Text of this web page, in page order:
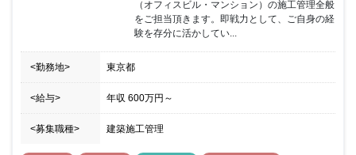
た在宅勤務推進 〇フレックスタイム似勤務制度の導入 〇勤怠状況
の中央フォロー 〇工事原価の中央管理 〇安全関係書類の中央管理
〇施工図・承認図の本社実務 〇施工管理ITツールの活用
（オフィスビル・マンション）の施工管理全般
をご担当頂きます。即戦力として、ご自身の経
験を存分に活かしてい...
<勤務地> 東京都
<給与> 年収 600万円 ～
<募集職種> 建築施工管理